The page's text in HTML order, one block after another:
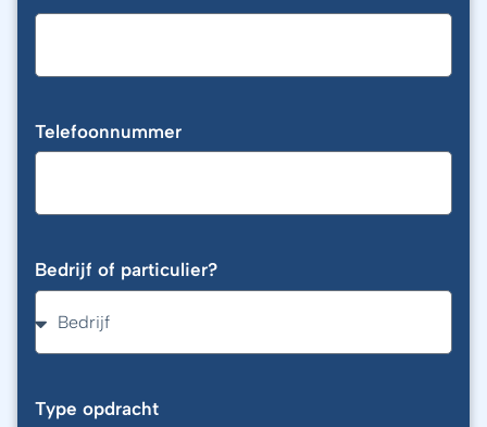
Telefoonnummer
Bedrijf of particulier?
Type opdracht